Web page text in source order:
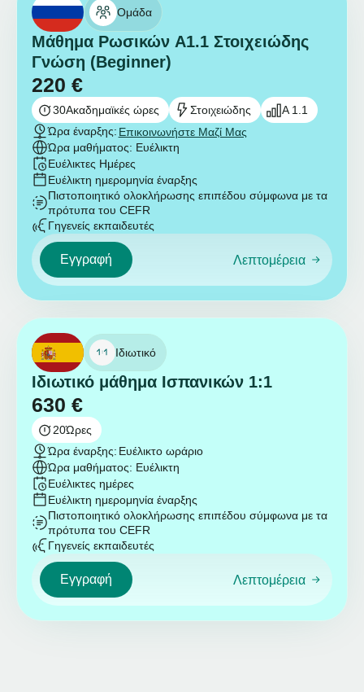
Ομάδα
Μάθημα Ρωσικών A1.1 Στοιχειώδης
Γνώση (Beginner)
220 €
30Ακαδημαϊκές ώρες Στοιχειώδης
A 1.1
Ώρα έναρξης: Επικοινωνήστε Μαζί Μας
Ώρα μαθήματος: Ευέλικτη
Ευέλικτες Ημέρες
Ευέλικτη ημερομηνία έναρξης
Πιστοποιητικό ολοκλήρωσης επιπέδου σύμφωνα με τα
πρότυπα του CEFR
Γηγενείς εκπαιδευτές
Εγγραφή Λεπτομέρεια
Ιδιωτικό
Ιδιωτικό μάθημα Ισπανικών 1:1
630 €
20Ώρες
Ώρα έναρξης: Ευέλικτο ωράριο
Ώρα μαθήματος: Ευέλικτη
Ευέλικτες ημέρες
Ευέλικτη ημερομηνία έναρξης
Πιστοποιητικό ολοκλήρωσης επιπέδου σύμφωνα με τα
πρότυπα του CEFR
Γηγενείς εκπαιδευτές
Εγγραφή Λεπτομέρεια